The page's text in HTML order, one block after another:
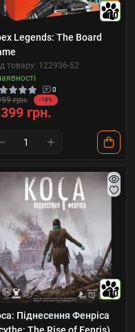
10
Legends: The Board
товару: 122936-52
0
грн. -10%
грн.
10
Піднесення Фенріса